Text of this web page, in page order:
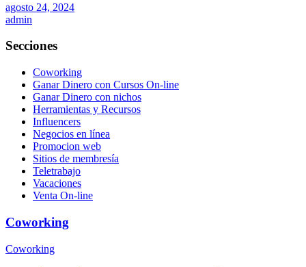
agosto 24, 2024
admin
Secciones
Coworking
Ganar Dinero con Cursos On-line
Ganar Dinero con nichos
Herramientas y Recursos
Influencers
Negocios en línea
Promocion web
Sitios de membresía
Teletrabajo
Vacaciones
Venta On-line
Coworking
Coworking